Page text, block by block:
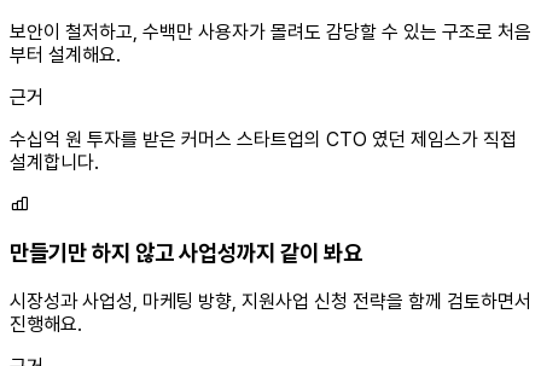
보안이 철저하고, 수백만 사용자가 몰려도 감당할 수 있는 구조로 처음
부터 설계해요.
근거
수십억 원 투자를 받은 커머스 스타트업의 CTO 였던 제임스가 직접
설계합니다.
만들기만 하지 않고 사업성까지 같이 봐요
시장성과 사업성, 마케팅 방향, 지원사업 신청 전략을 함께 검토하면서
진행해요.